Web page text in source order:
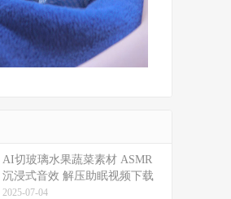
​​AI切玻璃水果蔬菜素材 ASMR
沉浸式音效 解压助眠视频下载
2025-07-04